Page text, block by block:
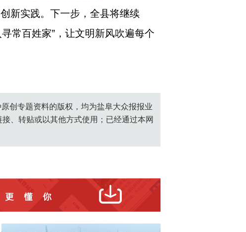
新实践。下一步，全县将继续
常百姓家”，让文明新风吹遍每个
原创专题资料的版权，均为盐阜大众报报业
、转贴或以其他方式使用；已经通过本网